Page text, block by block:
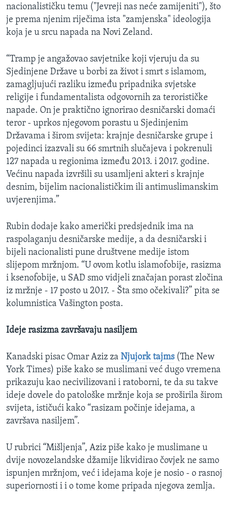
nacionalističku temu ("Jevreji nas neće zamijeniti"), što
je prema njenim riječima ista "zamjenska" ideologija
koja je u srcu napada na Novi Zeland.
“Tramp je angažovao savjetnike koji vjeruju da su
Sjedinjene Države u borbi za život i smrt s islamom,
zamagljujući razliku između pripadnika svjetske
religije i fundamentalista odgovornih za terorističke
napade. On je praktično ignorirao desničarski domaći
teror - uprkos njegovom porastu u Sjedinjenim
Državama i širom svijeta: krajnje desničarske grupe i
pojedinci izazvali su 66 smrtnih slučajeva i pokrenuli
127 napada u regionima između 2013. i 2017. godine.
Većinu napada izvršili su usamljeni akteri s krajnje
desnim, bijelim nacionalističkim ili antimuslimanskim
uvjerenjima.”
Rubin dodaje kako američki predsjednik ima na
raspolaganju desničarske medije, a da desničarski i
bijeli nacionalisti pune društvene medije istom
slijepom mržnjom. “U ovom kotlu islamofobije, rasizma
i ksenofobije, u SAD smo vidjeli značajan porast zločina
iz mržnje - 17 posto u 2017. - Šta smo očekivali?” pita se
kolumnistica Vašington posta.
Ideje rasizma završavaju nasiljem
Kanadski pisac Omar Aziz za Njujork tajms(The New
York Times) piše kako se muslimani već dugo vremena
prikazuju kao necivilizovani i ratoborni, te da su takve
ideje dovele do patološke mržnje koja se proširila širom
svijeta, ističući kako “rasizam počinje idejama, a
završava nasiljem”.
U rubrici “Mišljenja”, Aziz piše kako je muslimane u
dvije novozelandske džamije likvidirao čovjek ne samo
ispunjen mržnjom, već i idejama koje je nosio - o rasnoj
superiornosti i i o tome kome pripada njegova zemlja.